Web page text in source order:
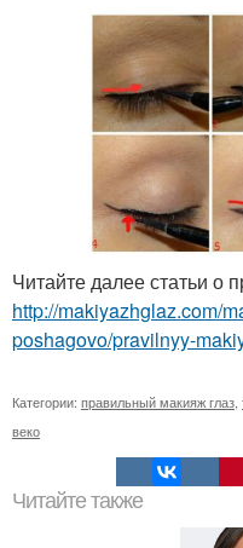
Читайте далее статьи о
http://makiyazhglaz.com/
poshagovo/pravilnyy-
Категории: правильный макияж глаз
веко
Читайте также